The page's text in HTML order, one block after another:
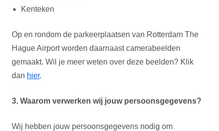
Kenteken
Op en rondom de parkeerplaatsen van Rotterdam The
Hague Airport worden daarnaast camerabeelden
gemaakt. Wil je meer weten over deze beelden? Klik
dan hier.
3. Waarom verwerken wij jouw persoonsgegevens?
Wij hebben jouw persoonsgegevens nodig om